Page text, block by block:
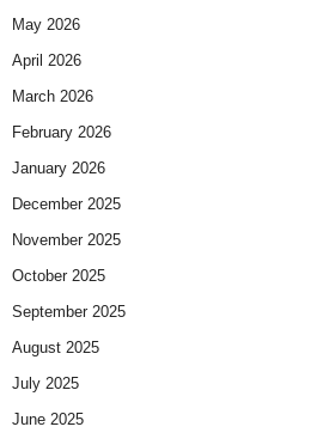
May 2026
April 2026
March 2026
February 2026
January 2026
December 2025
November 2025
October 2025
September 2025
August 2025
July 2025
June 2025